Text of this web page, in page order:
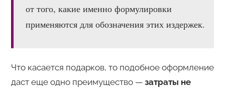
от того, какие именно формулировки
применяются для обозначения этих издержек.
Что касается подарков, то подобное оформление
даст еще одно преимущество — затраты не